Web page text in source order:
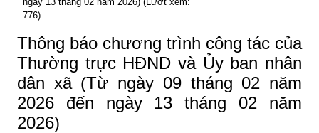
776)
Thông báo chương trình công tác của
Thường trực HĐND và Ủy ban nhân
dân xã (Từ ngày 09 tháng 02 năm
2026 đến ngày 13 tháng 02 năm
2026)